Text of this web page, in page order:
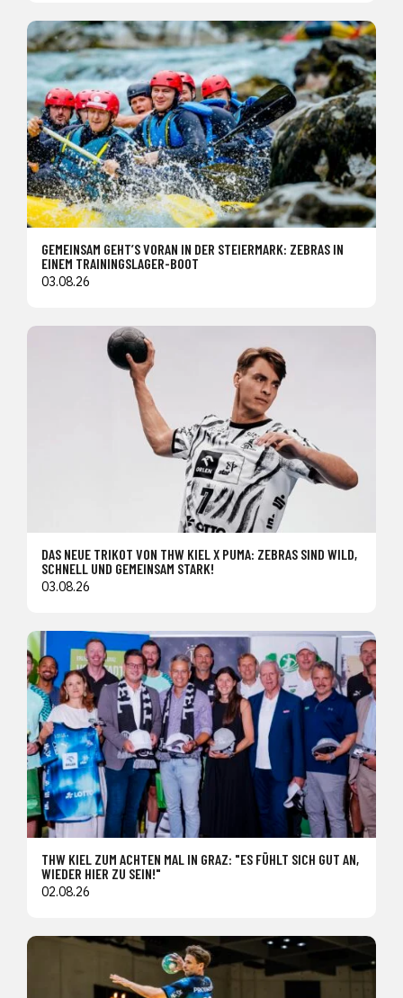
GEMEINSAM GEHT’S VORAN IN DER STEIERMARK: ZEBRAS IN
EINEM TRAININGSLAGER-BOOT
03.08.26
DAS NEUE TRIKOT VON THW KIEL X PUMA: ZEBRAS SIND WILD,
SCHNELL UND GEMEINSAM STARK!
03.08.26
THW KIEL ZUM ACHTEN MAL IN GRAZ: "ES FÜHLT SICH GUT AN,
WIEDER HIER ZU SEIN!"
02.08.26